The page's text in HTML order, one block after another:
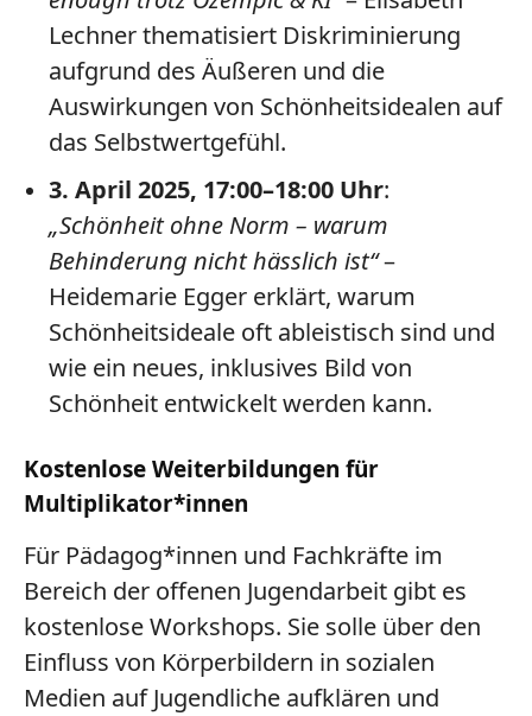
Lechner thematisiert Diskriminierung
aufgrund des Äußeren und die
Auswirkungen von Schönheitsidealen auf
das Selbstwertgefühl.
3. April 2025, 17:00–18:00 Uhr:
„Schönheit ohne Norm – warum
Behinderung nicht hässlich ist“–
Heidemarie Egger erklärt, warum
Schönheitsideale oft ableistisch sind und
wie ein neues, inklusives Bild von
Schönheit entwickelt werden kann.
Kostenlose Weiterbildungen für
Multiplikator*innen
Für Pädagog*innen und Fachkräfte im
Bereich der offenen Jugendarbeit gibt es
kostenlose Workshops. Sie solle über den
Einfluss von Körperbildern in sozialen
Medien auf Jugendliche aufklären und